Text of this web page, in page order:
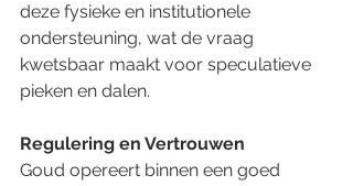
deze fysieke en institutionele
ondersteuning, wat de vraag
kwetsbaar maakt voor speculatieve
pieken en dalen.
Regulering en Vertrouwen
Goud opereert binnen een goed